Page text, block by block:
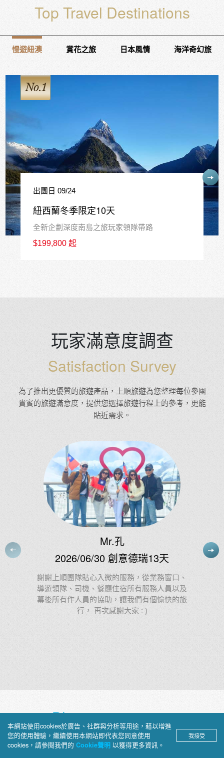
Top Travel Destinations
慢遊紐澳 賞花之旅 日本風情 海洋奇幻旅
No.1
出團日 09/24
紐西蘭冬季限定10天
全新企劃深度南島之旅玩家領隊帶路
$199,800 起
玩家滿意度調查
Satisfaction Survey
為了推出更優質的旅遊產品，上順旅遊為您整理每位參團
貴賓的旅遊滿意度，提供您選擇旅遊行程上的參考，更能
貼近需求。
Ms.林
2026/06/24 創意北義法東+冰島21
第22次參加上順的團出遊，領隊Tody的專業與
熱情No.1，陽光活力又幽默，第一指定選Tody
Blog
上順部落格
本網站使用cookies於廣告、社群與分析等用途，藉以增進
您的使用體驗，繼續使用本網站即代表您同意使用
cookies，請參閱我們的 Cookie聲明 以獲得更多資訊。
我接受